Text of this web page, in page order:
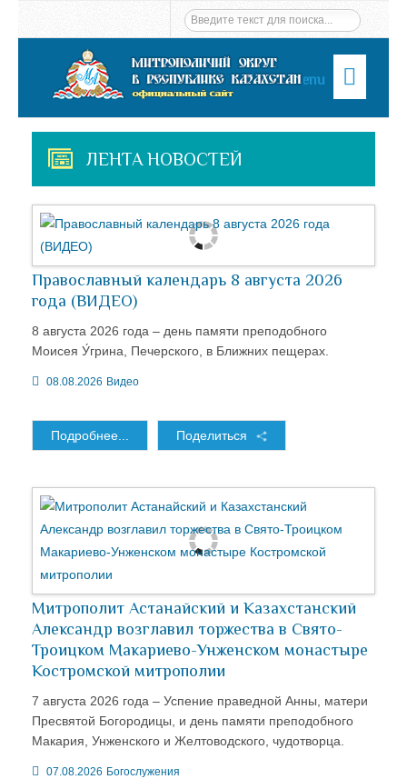
Menu
ЛЕНТА НОВОСТЕЙ
Православный календарь 8 августа 2026
года (ВИДЕО)
8 августа 2026 года – день памяти преподобного
Моисея У́грина, Печерского, в Ближних пещерах.
08.08.2026 Видео
Подробнее... Поделиться
Митрополит Астанайский и Казахстанский
Александр возглавил торжества в Свято-
Троицком Макариево-Унженском монастыре
Костромской митрополии
7 августа 2026 года – Успение праведной Анны, матери
Пресвятой Богородицы, и день памяти преподобного
Макария, Унженского и Желтоводского, чудотворца.
07.08.2026 Богослужения